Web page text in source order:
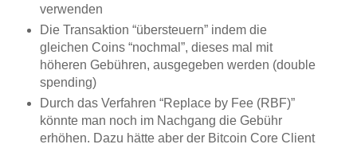
verwenden
Die Transaktion “übersteuern” indem die
gleichen Coins “nochmal”, dieses mal mit
höheren Gebühren, ausgegeben werden (double
spending)
Durch das Verfahren “Replace by Fee (RBF)”
könnte man noch im Nachgang die Gebühr
erhöhen. Dazu hätte aber der Bitcoin Core Client